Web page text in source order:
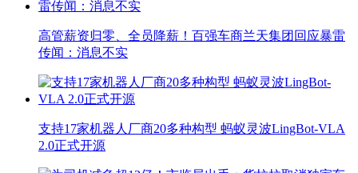
高管薪资归零、全员降薪！百强车商兰天集团回应暴雷
传闻：消息不实
支持17家机器人厂商20多种构型 蚂蚁灵波LingBot-VLA
2.0正式开源